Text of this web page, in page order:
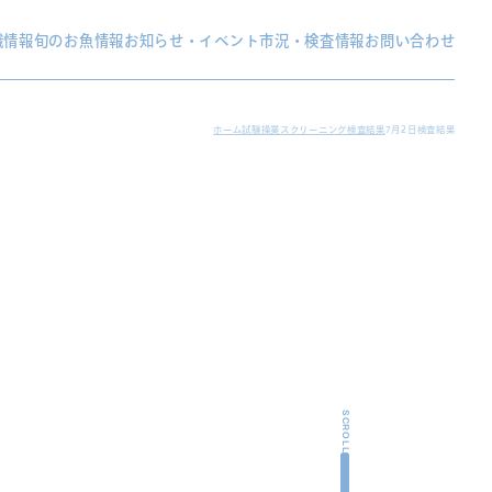
情報旬のお魚情報お知らせ・イベント市況・検査情報お問い合わせ
ホーム試験操業スクリーニング検査結果7月2日検査結果
SCROLL